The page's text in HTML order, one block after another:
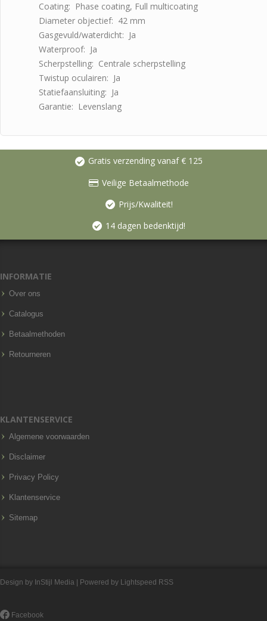
Coating: Phase coating, Full multicoating
Diameter objectief: 42 mm
Gasgevuld/waterdicht: Ja
Waterproof: Ja
Scherpstelling: Centrale scherpstelling
Twistup oculairen: Ja
Statiefaansluiting: Ja
Garantie: Levenslang
Gratis verzending vanaf € 125
Veilige Betaalmethode
Prijs/Kwaliteit!
14 dagen bedenktijd!
INFORMATIE
Over ons
Catalogus
Betaalmethoden
Retourneren
KLANTENSERVICE
Algemene voorwaarden
Disclaimer
Privacy Policy
Klantenservice
Sitemap
Design by InStijl Media | Powered by Lightspeed RSS
Facebook